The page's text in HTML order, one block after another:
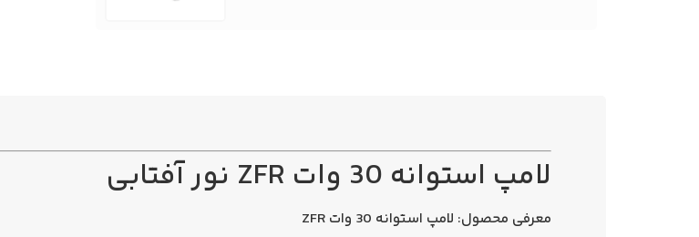
لامپ استوانه‌ 30 وات ZFR نور آفتابی
معرفی محصول: لامپ استوانه‌ 30 وات ZFR